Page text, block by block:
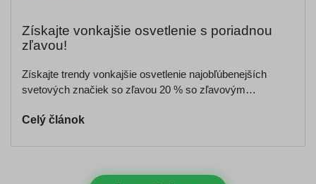
Získajte vonkajšie osvetlenie s poriadnou
zľavou!
Získajte trendy vonkajšie osvetlenie najobľúbenejších
svetových značiek so zľavou 20 % so zľavovým…
Celý článok